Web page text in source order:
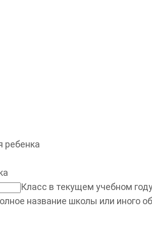
ребенка
Класс в текущем учебном
название школы или иного